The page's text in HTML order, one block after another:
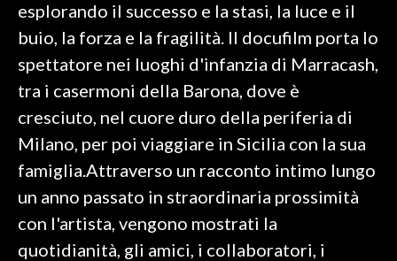
ANNUNCI
NECROLOGI
PUBBLICITÀ
SPIAGGE
STORE
esplorando il successo e la stasi, la luce e il
buio, la forza e la fragilità. Il docufilm porta lo
spettatore nei luoghi d'infanzia di Marracash,
tra i casermoni della Barona, dove è
cresciuto, nel cuore duro della periferia di
Milano, per poi viaggiare in Sicilia con la sua
famiglia.Attraverso un racconto intimo lungo
un anno passato in straordinaria prossimità
con l'artista, vengono mostrati la
quotidianità, gli amici, i collaboratori, i